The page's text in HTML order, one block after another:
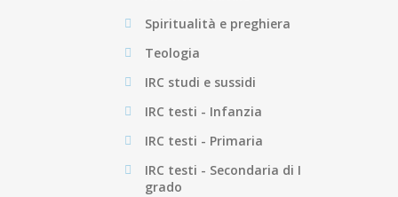
Spiritualità e preghiera
Teologia
IRC studi e sussidi
IRC testi - Infanzia
IRC testi - Primaria
IRC testi - Secondaria di I
grado